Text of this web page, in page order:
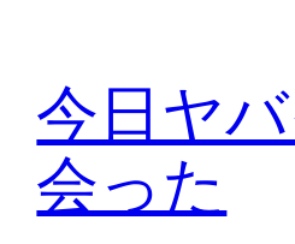
今日ヤ
会った